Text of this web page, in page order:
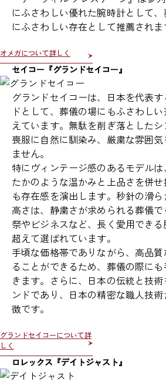
にふさわしい優れた腕時計として
にふさわしい存在として推薦されま
オメガについて詳しく
セイコー『グランドセイコー』
グランドセイコーは、日本を代表
ドとして、葬儀の場にもふさわし
えています。無駄を削ぎ落とした
喪服に自然に馴染み、厳粛な雰囲気
ません。
特にヴィンテージ感のあるモデル
たかのような温かみと上品さを併
も存在感を演出します。秒針の滑
高さは、静粛さが求められる葬儀
祭やビジネスなど、長く愛用でき
超えて選ばれています。
手頃な価格帯でありながら、高品
ることができるため、葬儀の際に
きます。さらに、日本の伝統と技
ンドであり、日本の精密な職人技
徴です。
グランドセイコーについて詳
しく
ロレックス『デイトジャスト』